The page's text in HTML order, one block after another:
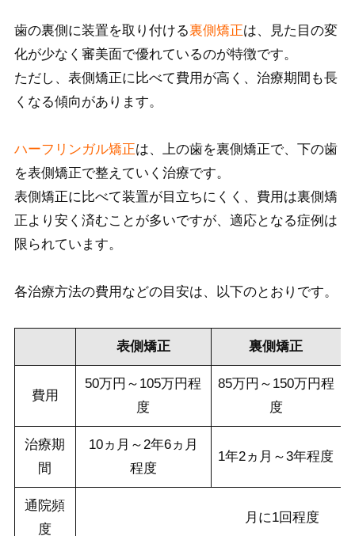
歯の裏側に装置を取り付ける裏側矯正は、見た目の変
化が少なく審美面で優れているのが特徴です。
ただし、表側矯正に比べて費用が高く、治療期間も長
くなる傾向があります。
ハーフリンガル矯正は、上の歯を裏側矯正で、下の歯
を表側矯正で整えていく治療です。
表側矯正に比べて装置が目立ちにくく、費用は裏側矯
正より安く済むことが多いですが、適応となる症例は
限られています。
各治療方法の費用などの目安は、以下のとおりです。
表側矯正 裏側矯正
費用
50万円～105万円程
度
85万円～150万円程
度
治療期
間
10ヵ月～2年6ヵ月
程度
1年2ヵ月～3年程度
通院頻
度
月に1回程度